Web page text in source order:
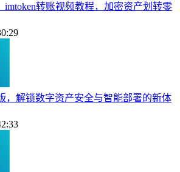
imtoken转账视频教程，加密资产划转零
，解锁数字资产安全与智能部署的新体